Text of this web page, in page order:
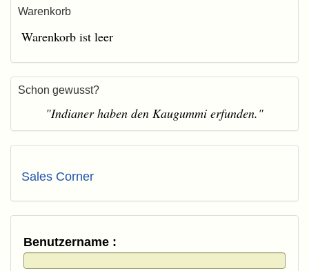
Warenkorb
Warenkorb ist leer
Schon gewusst?
"Indianer haben den Kaugummi erfunden."
Sales Corner
Benutzername :